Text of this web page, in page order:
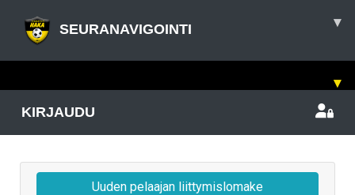
SEURANAVIGOINTI ▾
▾
KIRJAUDU
Uuden pelaajan liittymislomake